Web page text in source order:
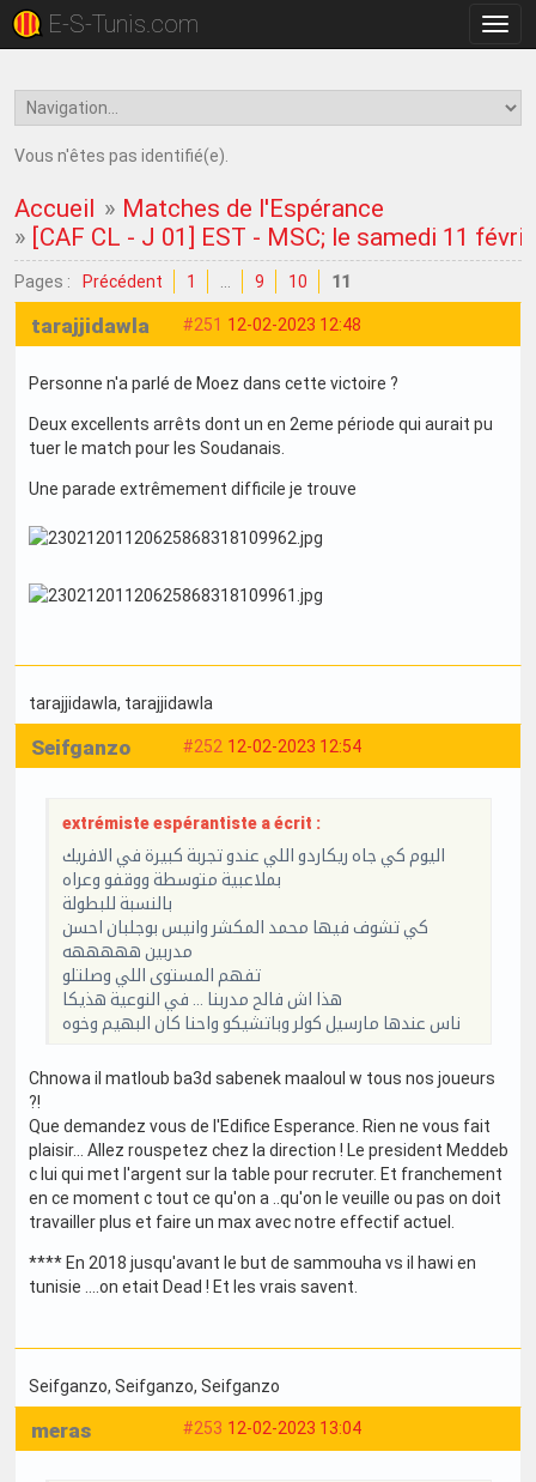
la
E-S-Tunis.com
Vous n'êtes pas identifié(e).
Accueil » Matches de l'Espérance
» [CAF CL - J 01] EST - MSC; le samedi 11
Pages : Précédent 1 9 10 11
#251 12-02-2023 12:48
tarajjidawla
Personne n'a parlé de Moez dans cette victoire ?
Deux excellents arrêts dont un en 2eme période qui aurait pu
tuer le match pour les Soudanais.
Une parade extrêmement difficile je trouve
tarajjidawla, tarajjidawla
#252 12-02-2023 12:54
Seifganzo
extrémiste espérantiste a écrit :
اليوم كي جاه ريكاردو اللي عندو تجربة كبيرة في الافريك
بملاعبية متوسطة ووقفو وعراه
بالنسبة للبطولة
كي تشوف فيها محمد المكشر وانيس بوجلبان احسن
مدربين هههههه
تفهم المستوى اللي وصلتلو
هذا اش فالح مدربنا ... في النوعية هذيكا
ناس عندها مارسيل كولر وباتشيكو واحنا كان البهيم وخوه
Chnowa il matloub ba3d sabenek maaloul w tous nos joueurs
?!
Que demandez vous de l'Edifice Esperance. Rien ne vous fait
plaisir... Allez rouspetez chez la direction ! Le president Meddeb
c lui qui met l'argent sur la table pour recruter. Et franchement
en ce moment c tout ce qu'on a ..qu'on le veuille ou pas on doit
travailler plus et faire un max avec notre effectif actuel.
**** En 2018 jusqu'avant le but de sammouha vs il hawi en
tunisie ....on etait Dead ! Et les vrais savent.
Seifganzo, Seifganzo, Seifganzo
#253 12-02-2023 13:04
meras